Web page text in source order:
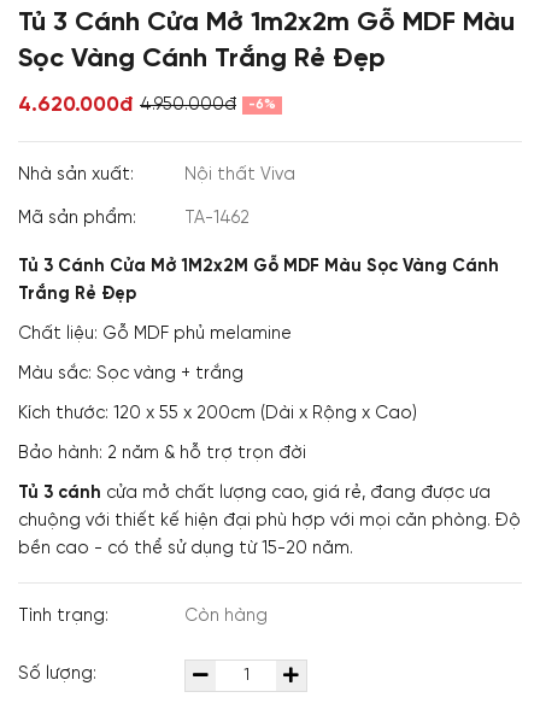
Tủ 3 Cánh Cửa Mở 1m2x2m Gỗ MDF Màu
Sọc Vàng Cánh Trắng Rẻ Đẹp
4.620.000đ 4.950.000đ -6%
Nhà sản xuất: Nội thất Viva
Mã sản phẩm: TA-1462
Tủ 3 Cánh Cửa Mở 1M2x2M Gỗ MDF Màu Sọc Vàng Cánh
Trắng Rẻ Đẹp
Chất liệu: Gỗ MDF phủ melamine
Màu sắc: Sọc vàng + trắng
Kích thước: 120 x 55 x 200cm (Dài x Rộng x Cao)
Bảo hành: 2 năm & hỗ trợ trọn đời
Tủ 3 cánh cửa mở chất lượng cao, giá rẻ, đang được ưa
chuộng với thiết kế hiện đại phù hợp với mọi căn phòng. Độ
bền cao - có thể sử dụng từ 15-20 năm.
Tình trạng: Còn hàng
Số lượng: